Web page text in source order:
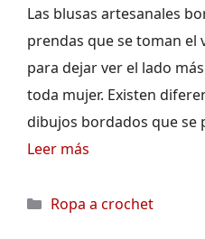
Las blusas artesanales
prendas que se toman el
para dejar ver el lado
toda mujer. Existen
dibujos bordados que se
Leer más
Categorías
Ropa a crochet